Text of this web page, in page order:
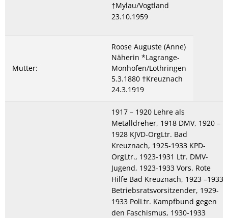
†Mylau/Vogtland
23.10.1959
Mutter:
Roose Auguste (Anne)
Näherin *Lagrange-
Monhofen/Lothringen
5.3.1880 †Kreuznach
24.3.1919
1917 – 1920 Lehre als
Metalldreher, 1918 DMV, 1920 –
1928 KJVD-OrgLtr. Bad
Kreuznach, 1925-1933 KPD-
OrgLtr., 1923-1931 Ltr. DMV-
Jugend, 1923-1933 Vors. Rote
Hilfe Bad Kreuznach, 1923 –1933
Betriebsratsvorsitzender, 1929-
1933 PolLtr. Kampfbund gegen
den Faschismus, 1930-1933